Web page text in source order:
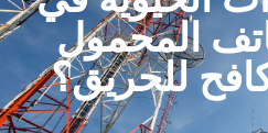
المحمول
للحريق؟